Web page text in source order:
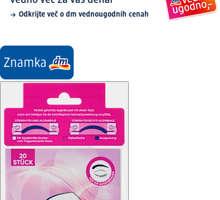
Odkrijte več o dm vednougodnih cenah